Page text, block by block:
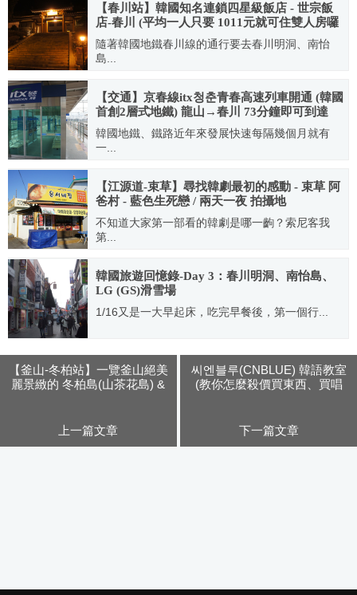
【春川站】韓國知名連鎖四星級飯店 - 世宗飯
店-春川 (平均一人只要 1011元就可住雙人房囉
~)
隨著韓國地鐵春川線的通行要去春川明洞、南怡
島...
2011.10.11
【交通】京春線itx청춘青春高速列車開通 (韓國
首創2層式地鐵) 龍山→春川 73分鐘即可到達
韓國地鐵、鐵路近年來發展快速每隔幾個月就有
一...
2012.03.11
【江源道-束草】尋找韓劇最初的感動 - 束草 阿
爸村 - 藍色生死戀 / 兩天一夜 拍攝地
不知道大家第一部看的韓劇是哪一齣？索尼客我
第...
2011.03.02
韓國旅遊回憶錄-Day 3：春川明洞、南怡島、
LG (GS)滑雪場
1/16又是一大早起床，吃完早餐後，第一個行...
【釜山-冬柏站】一覽釜山絕美
麗景緻的 冬柏島(山茶花島) &
上一篇文章
씨엔블루(CNBLUE) 韓語教室
(教你怎麼殺價買東西、買唱
下一篇文章